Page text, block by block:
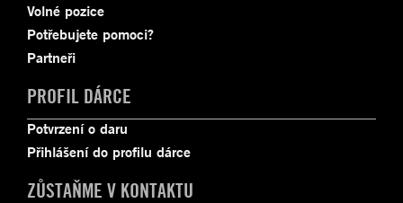
Volné pozice
Potřebujete pomoci?
Partneři
PROFIL DÁRCE
Potvrzení o daru
Přihlášení do profilu dárce
ZŮSTAŇME V KONTAKTU